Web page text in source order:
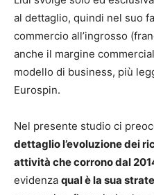
al dettaglio, quindi nel suo
commercio all’ingrosso
anche il margine
modello di business, più
Eurospin.
Nel presente studio ci
dettaglio l’evoluzione dei
attività che corrono dal
evidenza qual è la sua